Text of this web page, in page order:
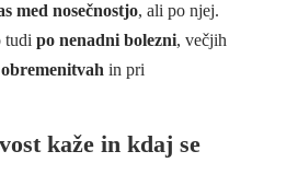
med nosečnostjo, ali po njej.
tudi po nenadni bolezni, večjih
obremenitvah in pri
kaže in kdaj se